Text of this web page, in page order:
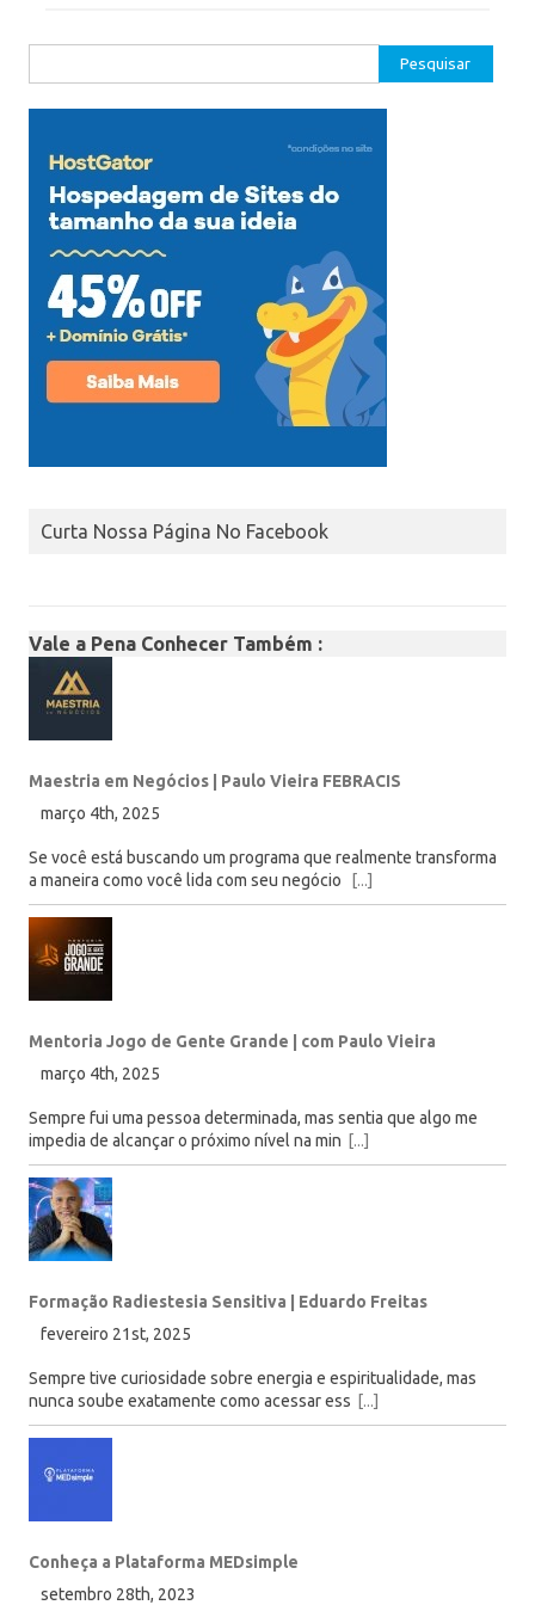
por:
Curta Nossa Página No Facebook
Vale a Pena Conhecer Também :
Maestria em Negócios | Paulo Vieira FEBRACIS
março 4th, 2025
Se você está buscando um programa que realmente transforma
a maneira como você lida com seu negócio
[...]
Mentoria Jogo de Gente Grande | com Paulo Vieira
março 4th, 2025
Sempre fui uma pessoa determinada, mas sentia que algo me
impedia de alcançar o próximo nível na min [...]
Formação Radiestesia Sensitiva | Eduardo Freitas
fevereiro 21st, 2025
Sempre tive curiosidade sobre energia e espiritualidade, mas
nunca soube exatamente como acessar ess [...]
Conheça a Plataforma MEDsimple
setembro 28th, 2023